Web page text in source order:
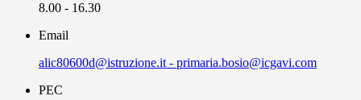
8.00 - 16.30
Email
alic80600d@istruzione.it - primaria.bosio@icgavi.com
PEC